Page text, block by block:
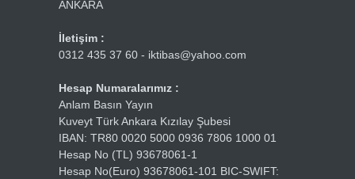
ANKARA
İletişim :
0312 435 37 60 - iktibas@yahoo.com
Hesap Numaralarımız :
Anlam Basın Yayın
Kuveyt Türk Ankara Kızılay Şubesi
IBAN: TR80 0020 5000 0936 7806 1000 01
Hesap No (TL) 93678061-1
Hesap No(Euro) 93678061-101 BIC-SWIFT: